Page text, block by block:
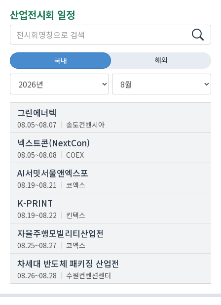
산업전시회 일정
국내 해외
그린에너텍
08.05~08.07 송도컨벤시아
넥스트콘(NextCon)
08.05~08.08 COEX
AI서밋서울앤엑스포
08.19~08.21 코엑스
K-PRINT
08.19~08.22 킨텍스
자율주행모빌리티산업전
08.25~08.27 코엑스
차세대 반도체 패키징 산업전
08.26~08.28 수원컨벤션센터